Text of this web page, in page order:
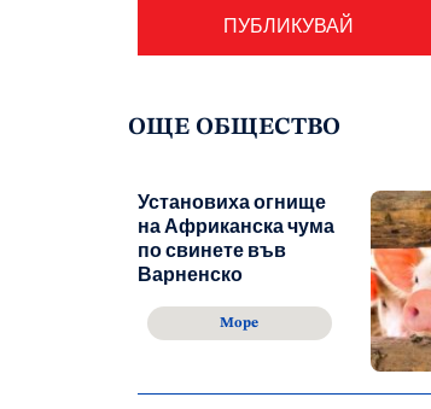
ОЩЕ ОБЩЕСТВО
Установиха огнище
на Африканска чума
по свинете във
Варненско
Море